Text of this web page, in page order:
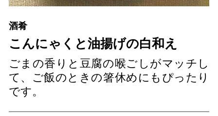
酒肴
こんにゃくと油揚げの白和え
ごまの香りと豆腐の喉ごしがマッチし
て、ご飯のときの箸休めにもぴったり
です。